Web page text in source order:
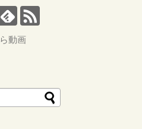
動画